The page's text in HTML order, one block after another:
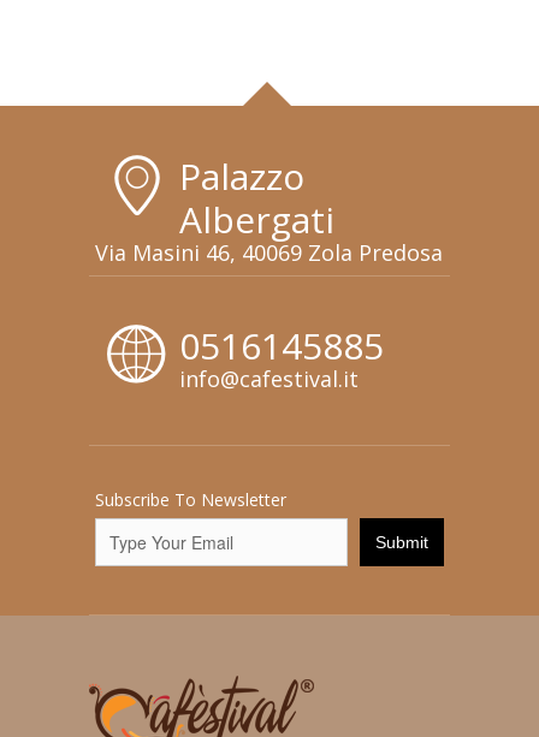
Palazzo
Albergati
Via Masini 46, 40069 Zola Predosa
0516145885
info@cafestival.it
Subscribe To Newsletter